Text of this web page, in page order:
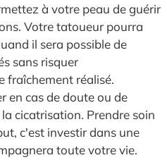
à votre peau de guérir
Votre tatoueur pourra
il sera possible de
sans risquer
fraîchement réalisé.
en cas de doute ou de
cicatrisation. Prendre soin
c'est investir dans une
toute votre vie.